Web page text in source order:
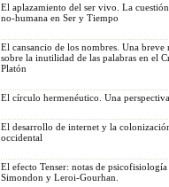
El aplazamiento del ser vivo. La
no-humana en Ser y Tiempo
El cansancio de los nombres. Una breve
sobre la inutilidad de las palabras en el
Platón
El círculo hermenéutico. Una
El desarrollo de internet y la
occidental
El efecto Tenser: notas de psicofisiología
Simondon y Leroi-Gourhan.